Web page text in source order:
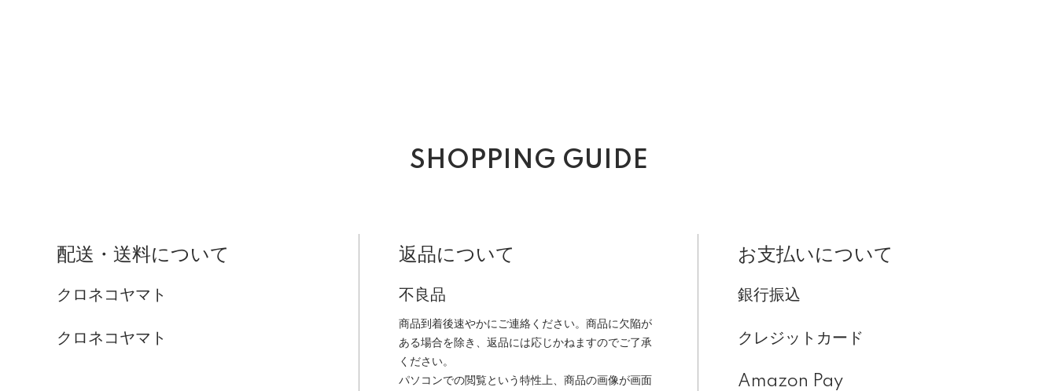
SHOPPING GUIDE
配送・送料について
クロネコヤマト
クロネコヤマト
返品について
不良品
商品到着後速やかにご連絡ください。商品に欠陥が
ある場合を除き、返品には応じかねますのでご了承
ください。
パソコンでの閲覧という特性上、商品の画像が画面
お支払いについて
銀行振込
クレジットカード
Amazon Pay